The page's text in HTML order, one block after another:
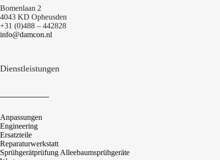
Bomenlaan 2
4043 KD Opheusden
+31 (0)488 – 442828
info@damcon.nl
Dienstleistungen
Anpassungen
Engineering
Ersatzteile
Reparaturwerkstatt
Sprühgerätprüfung Alleebaumsprühgeräte